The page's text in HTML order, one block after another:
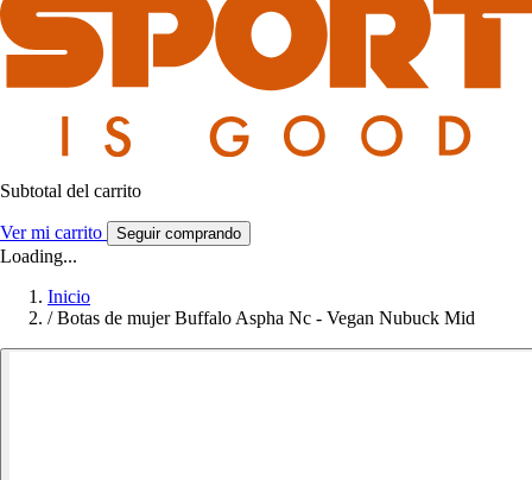
Subtotal del carrito
Ver mi carrito Seguir comprando
Loading...
Inicio
/ Botas de mujer Buffalo Aspha Nc - Vegan Nubuck Mid